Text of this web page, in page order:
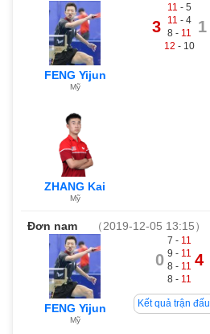
FENG Yijun
Mỹ
ZHANG Kai
Mỹ
3
11 - 5
11 - 4
8 - 11
12 - 10
1
Đơn nam （2019-12-05 13:15）
FENG Yijun
Mỹ
0
7 - 11
9 - 11
8 - 11
8 - 11
4
Kết quả trận đấu